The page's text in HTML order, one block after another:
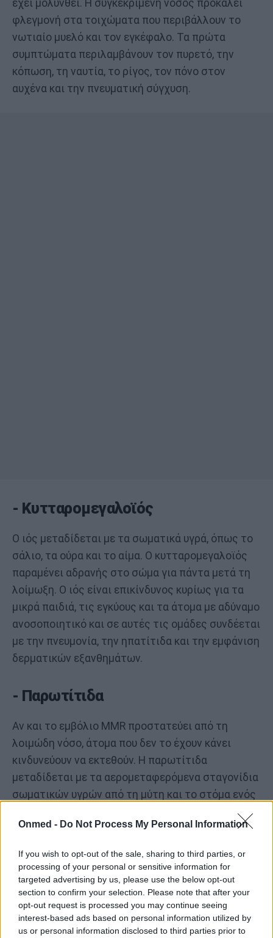
Onmed - Do Not Process My Personal Information
If you wish to opt-out of the sale, sharing to third parties, or
processing of your personal or sensitive information for
targeted advertising by us, please use the below opt-out
section to confirm your selection. Please note that after your
opt-out request is processed you may continue seeing
interest-based ads based on personal information utilized by
us or personal information disclosed to third parties prior to
έχει μολυνθεί. Η συγκεκριμένη νόσος προκαλεί
φλεγμονή στα τοιχώματα που περιβάλλουν το
νωτιαίο μυελό και τον εγκέφαλο. Τα πρώτα
συμπτώματα περιλαμβάνουν τον πυρετό, την
κόπωση, τη ναυτία, το ρίγος, τον πόνο στον
αυχένα και την πνευματική σύγχυση.
- Κυτταρομεγαλοϊός
Ο ιός μεταδίδεται με τα σωματικά υγρά, όπως το
σάλιο, τα ούρα και το αίμα. Ο κυτταρομεγαλοϊός
παραμένει αδρανής στο σώμα για πάντα μετά τη
λοίμωξη. Ο ιός είναι επικίνδυνος κυρίως για τα
μικρά παιδιά, τις εγκύους και τα άτομα με αδύναμο
ανοσοποιητικό και σε αυτές τις ομάδες συνδέεται
με την πνευμονία, την ηπατίτιδα και την εμφάνιση
δερματικών εξανθημάτων.
- Παρωτίτιδα
Αν και το εμβόλιο MMR προστατεύει από τη
λοιμώδη νόσο, άτομα που δεν το έχουν κάνει
κινδυνεύουν να εκτεθούν. Η παρωτίτιδα
μεταδίδεται με τα αερομεταφερόμενα σταγονίδια
σωματικών υγρών από τη μύτη και το στόμα ενός
ατόμου που έχει μολυνθεί. Η παρωτίτιδα πλήττει
κυρίως τους σιελογόνους αδένες που βρίσκονται
συμπτώματα της νόσου είναι το έντονο πρήξιμο
στο σημείο αυτό.
- Γρίπη